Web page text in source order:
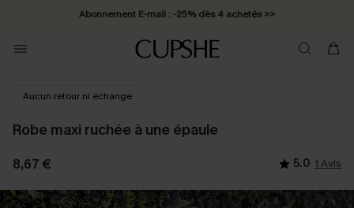
Abonnement E-mail : -25% dès 4 achetés >>
Aucun retour ni échange
Robe maxi ruchée à une épaule
8,67 € 5.0 1 Avis